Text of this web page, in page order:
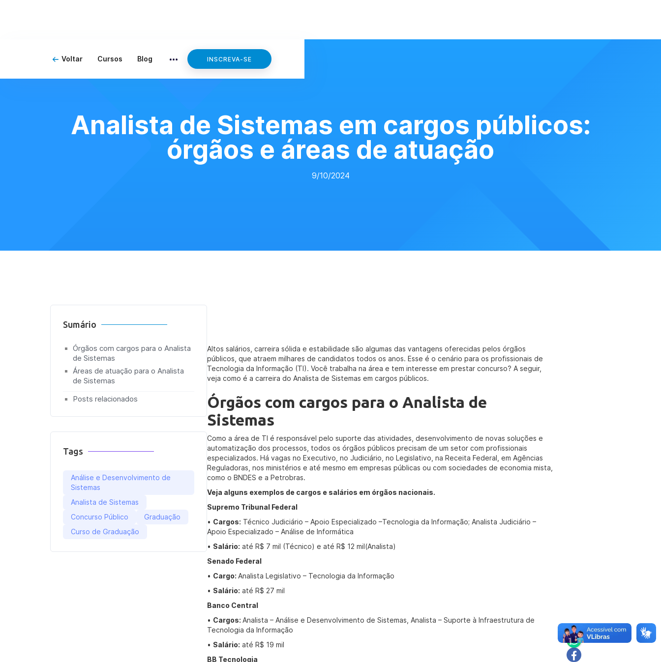
Voltar Cursos Blog INSCREVA-SE
Analista de Sistemas em cargos públicos:
órgãos e áreas de atuação
9/10/2024
Sumário
Órgãos com cargos para o Analista
de Sistemas
Áreas de atuação para o Analista
de Sistemas
Posts relacionados
Tags
Análise e Desenvolvimento de
Sistemas
Analista de Sistemas
Concurso Público
Graduação
Curso de Graduação
Altos salários, carreira sólida e estabilidade são algumas das vantagens oferecidas pelos órgãos
públicos, que atraem milhares de candidatos todos os anos. Esse é o cenário para os profissionais de
Tecnologia da Informação (TI). Você trabalha na área e tem interesse em prestar concurso? A seguir,
veja como é a carreira do Analista de Sistemas em cargos públicos.
Órgãos com cargos para o Analista de
Sistemas
Como a área de TI é responsável pelo suporte das atividades, desenvolvimento de novas soluções e
automatização dos processos, todos os órgãos públicos precisam de um setor com profissionais
especializados. Há vagas no Executivo, no Judiciário, no Legislativo, na Receita Federal, em Agências
Reguladoras, nos ministérios e até mesmo em empresas públicas ou com sociedades de economia mista,
como o BNDES e a Petrobras.
Veja alguns exemplos de cargos e salários em órgãos nacionais.
Supremo Tribunal Federal
• Cargos: Técnico Judiciário – Apoio Especializado –Tecnologia da Informação; Analista Judiciário –
Apoio Especializado – Análise de Informática
• Salário: até R$ 7 mil (Técnico) e até R$ 12 mil(Analista)
Senado Federal
• Cargo:Analista Legislativo – Tecnologia da Informação
• Salário: até R$ 27 mil
Banco Central
• Cargos:Analista – Análise e Desenvolvimento de Sistemas, Analista – Suporte à Infraestrutura de
Tecnologia da Informação
• Salário: até R$ 19 mil
BB Tecnologia